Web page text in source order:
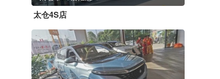
太仓4S店